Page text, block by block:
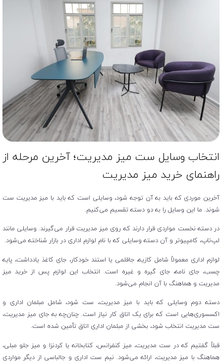
انتخاب وسایل ست میز مدیریت؛ آخرین مرحله از
راهنمای خرید میز مدیریت
آخرین موردی که باید به آن توجه شود، وسایلی است که باید با میز مدیریت ست
شوند. ما این وسایل را به دو دسته تقسیم می‌کنیم.
در دسته نخست مواردی قرار دارند که روی میز مدیریت قرار می‌گیرند. وسایلی مانند
لپ‌تاپ، کامپیوتر و آن دسته وسایلی که با نام لوازم اداری در بازار شناخته می‌شود.
لوازم اداری معمولاً شامل کازیه، جاقلمی یا استند خودکار، جای کاغذ یادداشت، پایه
چسب، جای نامه، جای گیره و غیره است. انتخاب این لوازم پس از خرید میز
مدیریت و هماهنگ با آن انجام می‌شود.
دسته دوم وسایلی که باید با میز مدیریت، ست شود، شامل مبلمان اداری و
اکسسوری‌هایی است که برای یک اتاق کار نیاز است. چنان‌چه به جای میز مدیریت،
ست مدیریت انتخاب شود، بخشی از مبلمان اداری اتاق تأمین شده است.
قبلاً گفتیم که در ست مدیریت، میز کنفرانس، کتابخانه یا کردنزا و میز جلو مبلی،
هماهنگ با میز مدیریت، ارائه می‌شود. نیم ست اداری و جالباسی از دیگر مواردی